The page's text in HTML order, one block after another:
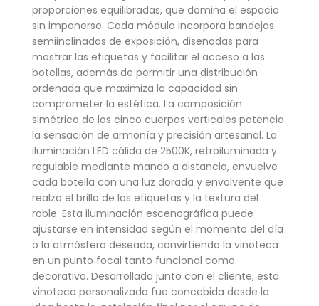
proporciones equilibradas, que domina el espacio
sin imponerse. Cada módulo incorpora bandejas
semiinclinadas de exposición, diseñadas para
mostrar las etiquetas y facilitar el acceso a las
botellas, además de permitir una distribución
ordenada que maximiza la capacidad sin
comprometer la estética. La composición
simétrica de los cinco cuerpos verticales potencia
la sensación de armonía y precisión artesanal. La
iluminación LED cálida de 2500K, retroiluminada y
regulable mediante mando a distancia, envuelve
cada botella con una luz dorada y envolvente que
realza el brillo de las etiquetas y la textura del
roble. Esta iluminación escenográfica puede
ajustarse en intensidad según el momento del día
o la atmósfera deseada, convirtiendo la vinoteca
en un punto focal tanto funcional como
decorativo. Desarrollada junto con el cliente, esta
vinoteca personalizada fue concebida desde la